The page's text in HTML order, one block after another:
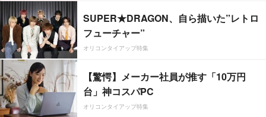
SUPER★DRAGON、自ら描いた”レトロ
フューチャー”
オリコンタイアップ特集
【驚愕】メーカー社員が推す「10万円
台」神コスパPC
オリコンタイアップ特集